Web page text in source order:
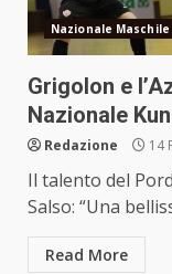
Nazionale Maschile
Grigolon e
Nazionale
Redazione 14
Il talento del
Salso: “Una
Read More